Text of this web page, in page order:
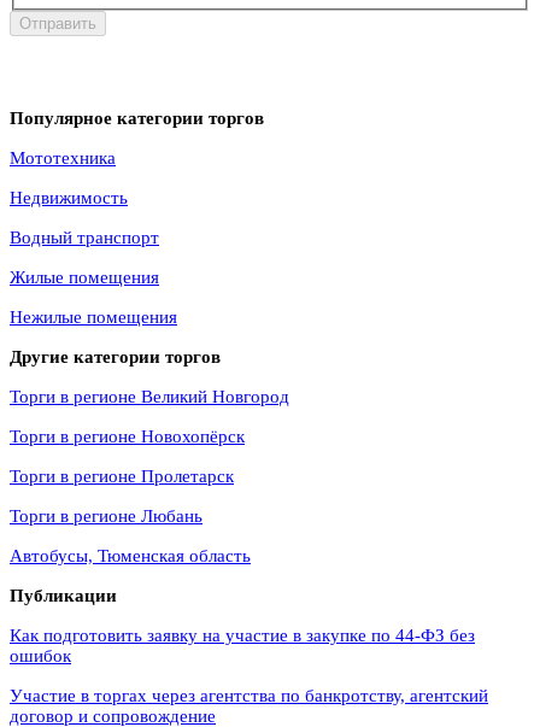
Отправить
Популярное категории торгов
Мототехника
Недвижимость
Водный транспорт
Жилые помещения
Нежилые помещения
Другие категории торгов
Торги в регионе Великий Новгород
Торги в регионе Новохопёрск
Торги в регионе Пролетарск
Торги в регионе Любань
Автобусы, Тюменская область
Публикации
Как подготовить заявку на участие в закупке по 44-ФЗ без
ошибок
Участие в торгах через агентства по банкротству, агентский
договор и сопровождение